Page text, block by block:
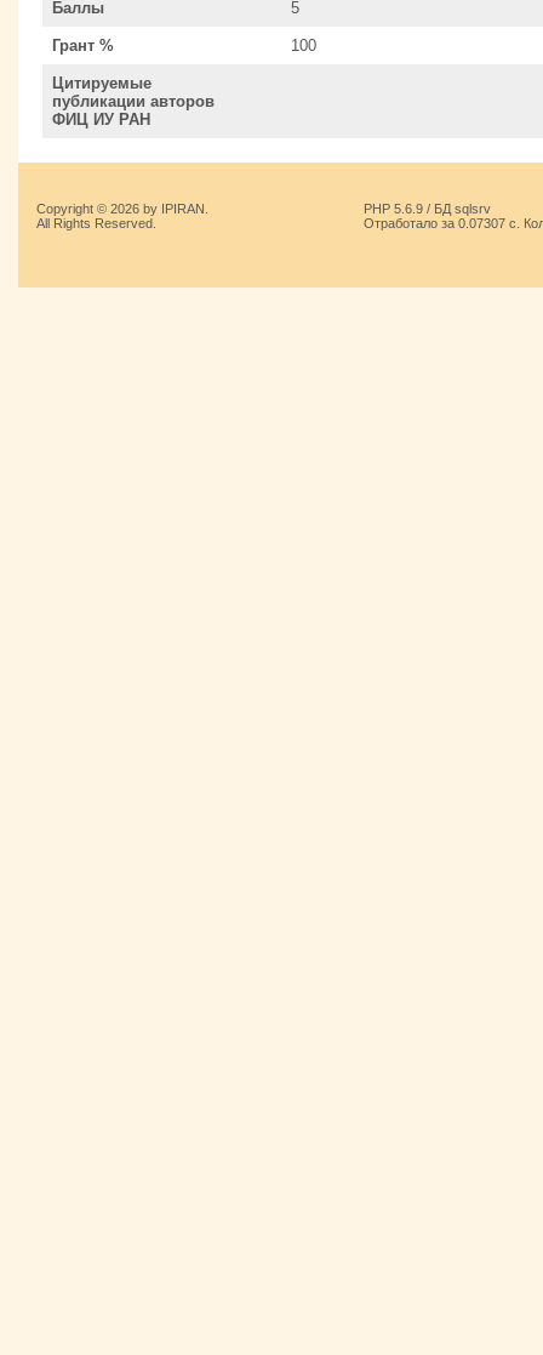
Баллы 5
Грант % 100
Цитируемые
публикации авторов
ФИЦ ИУ РАН
Copyright © 2026 by IPIRAN.
All Rights Reserved.
PHP 5.6.9 / БД sqlsrv
Отработало за 0.07307 с.